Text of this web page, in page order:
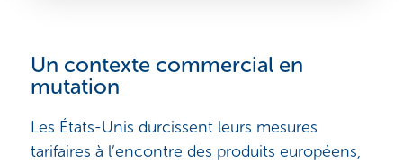
Un contexte commercial en
mutation
Les États-Unis durcissent leurs mesures
tarifaires à l’encontre des produits européens,